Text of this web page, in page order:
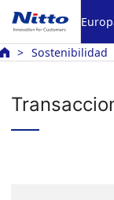
Sostenibilidad